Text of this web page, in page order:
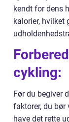
kendt for dens
kalorier, hvilket
cykling:
Før du begiver
faktorer, du
have det rette